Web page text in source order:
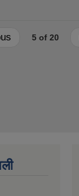
5 of 20